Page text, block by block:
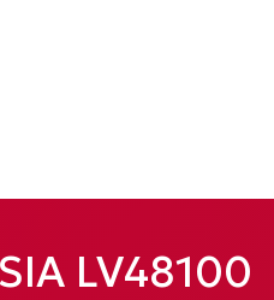
LV48100